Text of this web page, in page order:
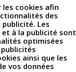
51 88
les cookies afin
des
Les
et à la publicité sont
optimisées
ainsi que les
vos données